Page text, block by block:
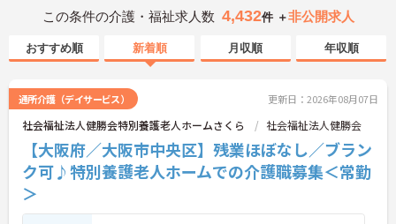
この条件の介護・福祉求人数 4,432件 ＋非公開求人
おすすめ順 新着順 月収順 年収順
通所介護（デイサービス） 更新日：2026年08月07日
社会福祉法人健勝会特別養護老人ホームさくら 社会福祉法人健勝会
【大阪府／大阪市中央区】残業ほぼなし／ブラン
ク可♪特別養護老人ホームでの介護職募集＜常勤
＞